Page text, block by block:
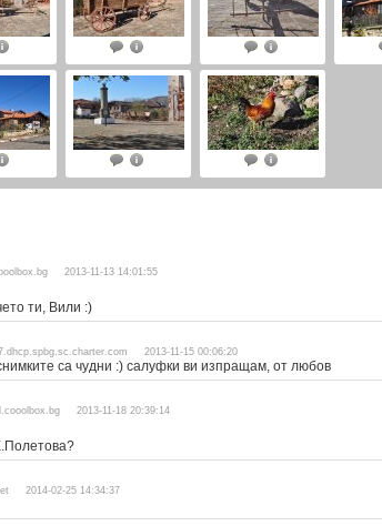
2013-11-13 14:01:55
ти, Вили :)
2013-11-15 00:06:20
са чудни :) салуфки ви изпращам, от любов
2013-11-18 20:39:14
2014-02-25 14:34:37